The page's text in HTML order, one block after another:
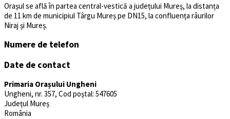
Orașul se află în partea central-vestică a județului Mureș, la distanța
de 11 km de municipiul Târgu Mureș pe DN15, la confluența râurilor
Niraj și Mureș.
Numere de telefon
Date de contact
Primaria Orașului Ungheni
Ungheni, nr. 357, Cod poștal: 547605
Județul Mureș
România